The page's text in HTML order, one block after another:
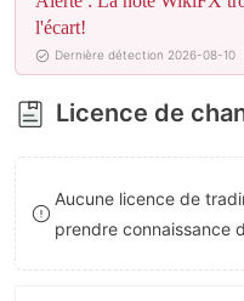
6
7
8
9
4
5
6
7
8
9
l'écart!
Dernière détection 2026-08-10
Licence de
Aucune licence de
prendre connaissance